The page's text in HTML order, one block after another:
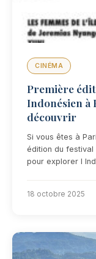
CINÉMA
Première
Indonésien à
découvrir
Si vous êtes à
édition du festival
pour explorer l
18 octobre 2025